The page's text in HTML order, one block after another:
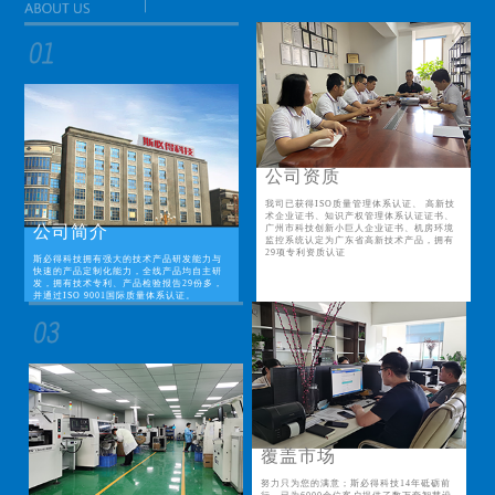
公司简介
斯必得科技拥有强大的技术产品研发能力与
快速的产品定制化能力，全线产品均自主研
发，拥有技术专利、产品检验报告29份多，
并通过ISO 9001国际质量体系认证。
公司资质
我司已获得ISO质量管理体系认证、 高新技
术企业证书、知识产权管理体系认证证书、
广州市科技创新小巨人企业证书、机房环境
监控系统认定为广东省高新技术产品，拥有
29项专利资质认证
覆盖市场
努力只为您的满意；斯必得科技14年砥砺前